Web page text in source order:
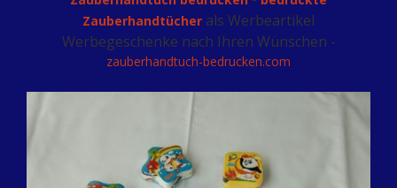
Zauberhandtücher als Werbeartikel
Werbegeschenke nach Ihren Wünschen -
zauberhandtuch-bedrucken.com